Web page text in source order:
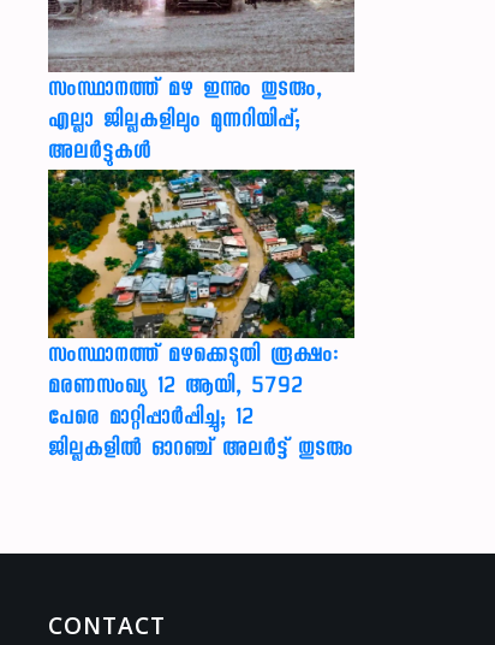
സംസ്ഥാനത്ത് മഴ ഇന്നും തുടരും,
എല്ലാ ജില്ലകളിലും മുന്നറിയിപ്പ്;
അലർട്ടുകൾ
സംസ്ഥാനത്ത് മഴക്കെടുതി രൂക്ഷം:
മരണസംഖ്യ 12 ആയി, 5792
പേരെ മാറ്റിപ്പാർപ്പിച്ചു; 12
ജില്ലകളിൽ ഓറഞ്ച് അലർട്ട് തുടരും
CONTACT